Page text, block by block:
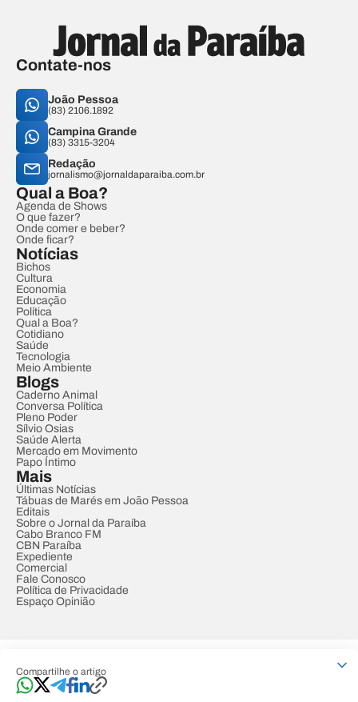
Compartilhe o artigo
Contate-nos
João Pessoa
(83) 2106.1892
Campina Grande
(83) 3315-3204
Redação
jornalismo@jornaldaparaiba.com.br
Qual a Boa?
Agenda de Shows
O que fazer?
Onde comer e beber?
Onde ficar?
Notícias
Bichos
Cultura
Economia
Educação
Política
Qual a Boa?
Cotidiano
Saúde
Tecnologia
Meio Ambiente
Blogs
Caderno Animal
Conversa Política
Pleno Poder
Sílvio Osias
Saúde Alerta
Mercado em Movimento
Papo Íntimo
Mais
Últimas Notícias
Tábuas de Marés em João Pessoa
Editais
Sobre o Jornal da Paraíba
Cabo Branco FM
CBN Paraíba
Expediente
Comercial
Fale Conosco
Política de Privacidade
Espaço Opinião
Developed by Designed by